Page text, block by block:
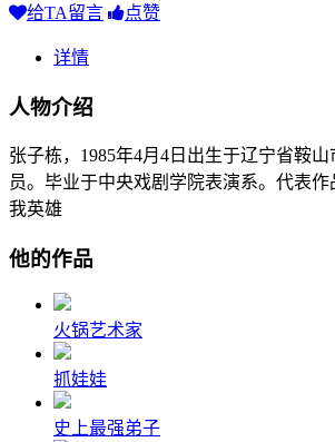
给TA留言 点赞
详情
人物介绍
张子栋，1985年4月4日出生于辽宁省鞍
员。毕业于中央戏剧学院表演系。代表作
我英雄
他的作品
火锅艺术家
抓娃娃
史上最强弟子